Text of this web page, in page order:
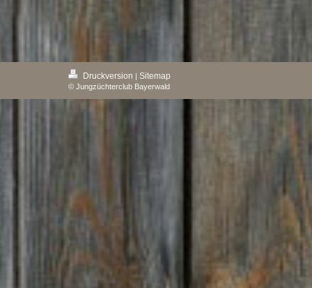
Druckversion | Sitemap
© Jungzüchterclub Bayerwald